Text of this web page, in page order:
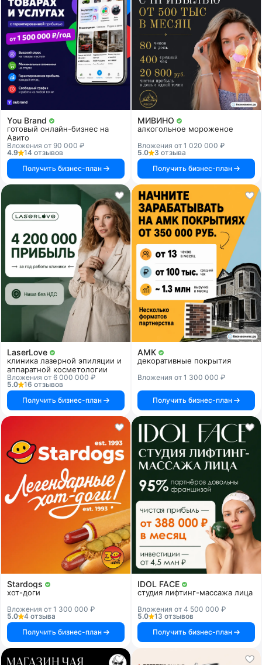
You Brand
готовый онлайн-бизнес на
Авито
Вложения от 90 000 ₽
4.9
14 отзывов
Получить бизнес-план
МИВИНО
алкогольное мороженое
Вложения от 1 020 000 ₽
5.0
3 отзыва
Получить бизнес-план
LaserLove
клиника лазерной эпиляции и
аппаратной косметологии
Вложения от 6 000 000 ₽
5.0
16 отзывов
Получить бизнес-план
АМК
декоративные покрытия
Вложения от 1 300 000 ₽
Получить бизнес-план
Stardogs
хот-доги
Вложения от 1 300 000 ₽
5.0
4 отзыва
Получить бизнес-план
IDOL FACE
студия лифтинг-массажа лица
Вложения от 4 500 000 ₽
5.0
13 отзывов
Получить бизнес-план